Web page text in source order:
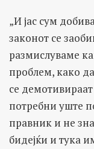
„И јас сум
законот се
размислуваме
проблем, како
се
потребни уште
правник и не
бидејќи и тука